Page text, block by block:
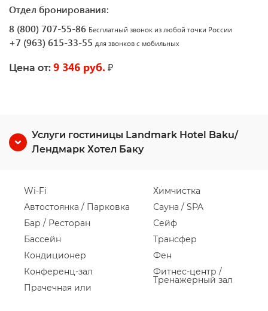
Отдел бронирования:
8 (800) 707-55-86 Бесплатный звонок из любой точки России
+7 (963) 615-33-55 для звонков с мобильных
Цена от: 9 346 руб. ₽
Услуги гостиницы Landmark Hotel Baku/
Лендмарк Хотел Баку
Wi-Fi
Автостоянка / Парковка
Бар / Ресторан
Бассейн
Кондиционер
Конференц-зал
Прачечная или
Химчистка
Сауна / SPA
Сейф
Трансфер
Фен
Фитнес-центр /
Тренажерный зал